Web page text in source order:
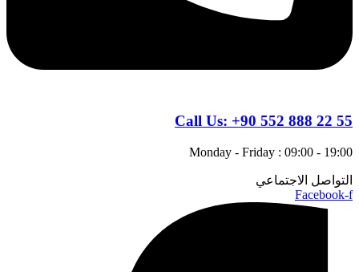
Call Us: +90 552 888 22 55
Monday - Friday : 09:00 - 19:00
التواصل الاجتماعي
Facebook-f